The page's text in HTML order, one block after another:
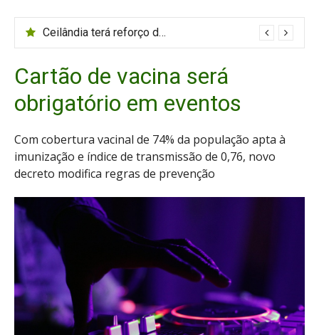
Ceilândia terá reforço de ônibus durante o Maior São João do Cerrado
Cartão de vacina será
obrigatório em eventos
Com cobertura vacinal de 74% da população apta à
imunização e índice de transmissão de 0,76, novo
decreto modifica regras de prevenção